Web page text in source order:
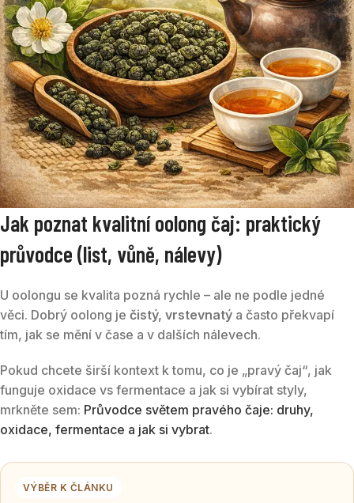
Jak poznat kvalitní oolong čaj: praktický
průvodce (list, vůně, nálevy)
U oolongu se kvalita pozná rychle – ale ne podle jedné
věci. Dobrý oolong je čistý, vrstevnatý a často překvapí
tím, jak se mění v čase a v dalších nálevech.
Pokud chcete širší kontext k tomu, co je „pravý čaj“, jak
funguje oxidace vs fermentace a jak si vybírat styly,
mrkněte sem: Průvodce světem pravého čaje: druhy,
oxidace, fermentace a jak si vybrat.
VÝBĚR K ČLÁNKU